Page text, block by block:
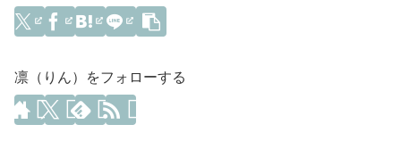
凛（りん）をフォローする